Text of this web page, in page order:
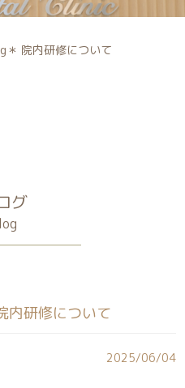
院内研修について
グ
内研修について
2025/06/04